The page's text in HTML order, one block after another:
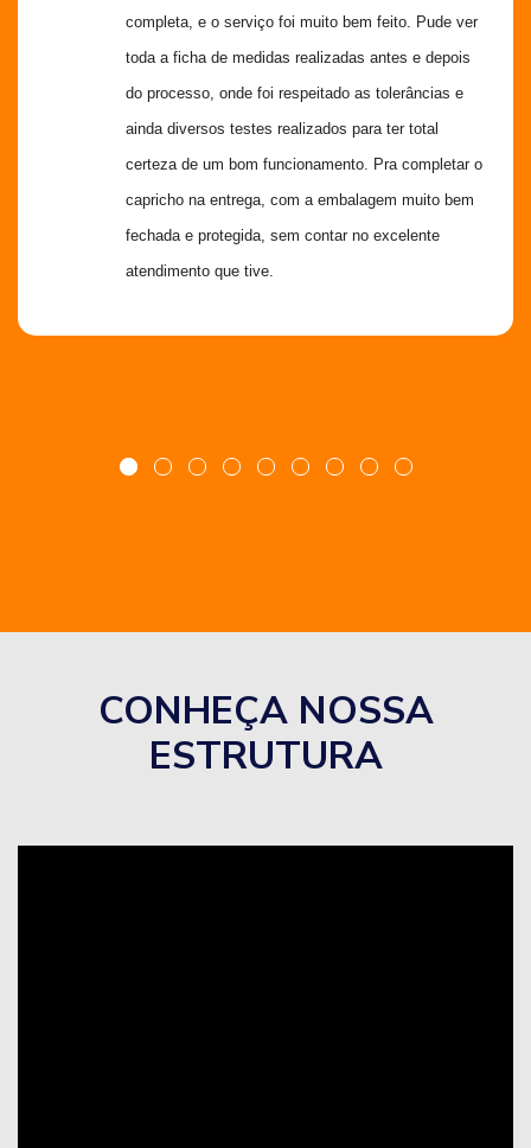
completa, e o serviço foi muito bem feito. Pude ver
toda a ficha de medidas realizadas antes e depois
do processo, onde foi respeitado as tolerâncias e
ainda diversos testes realizados para ter total
certeza de um bom funcionamento. Pra completar o
capricho na entrega, com a embalagem muito bem
fechada e protegida, sem contar no excelente
atendimento que tive.
CONHEÇA NOSSA
ESTRUTURA